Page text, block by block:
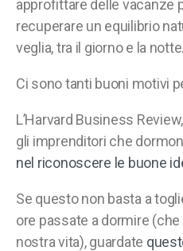
approfittare delle vacanze
recuperare un equilibrio
veglia, tra il giorno e la notte.
Ci sono tanti buoni motivi
L’Harvard Business
gli imprenditori che
nel riconoscere le buone
Se questo non basta a
ore passate a dormire
nostra vita), guardate